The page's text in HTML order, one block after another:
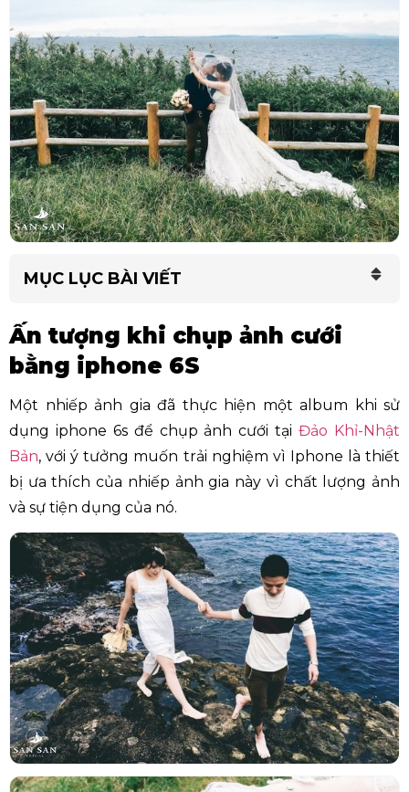
MỤC LỤC BÀI VIẾT
Ấn tượng khi chụp ảnh cưới
bằng iphone 6S
Một nhiếp ảnh gia đã thực hiện một album khi sử
dụng iphone 6s để chụp ảnh cưới tạiĐảo Khỉ-Nhật
Bản, với ý tưởng muốn trải nghiệm vì Iphone là thiết
bị ưa thích của nhiếp ảnh gia này vì chất lượng ảnh
và sự tiện dụng của nó.